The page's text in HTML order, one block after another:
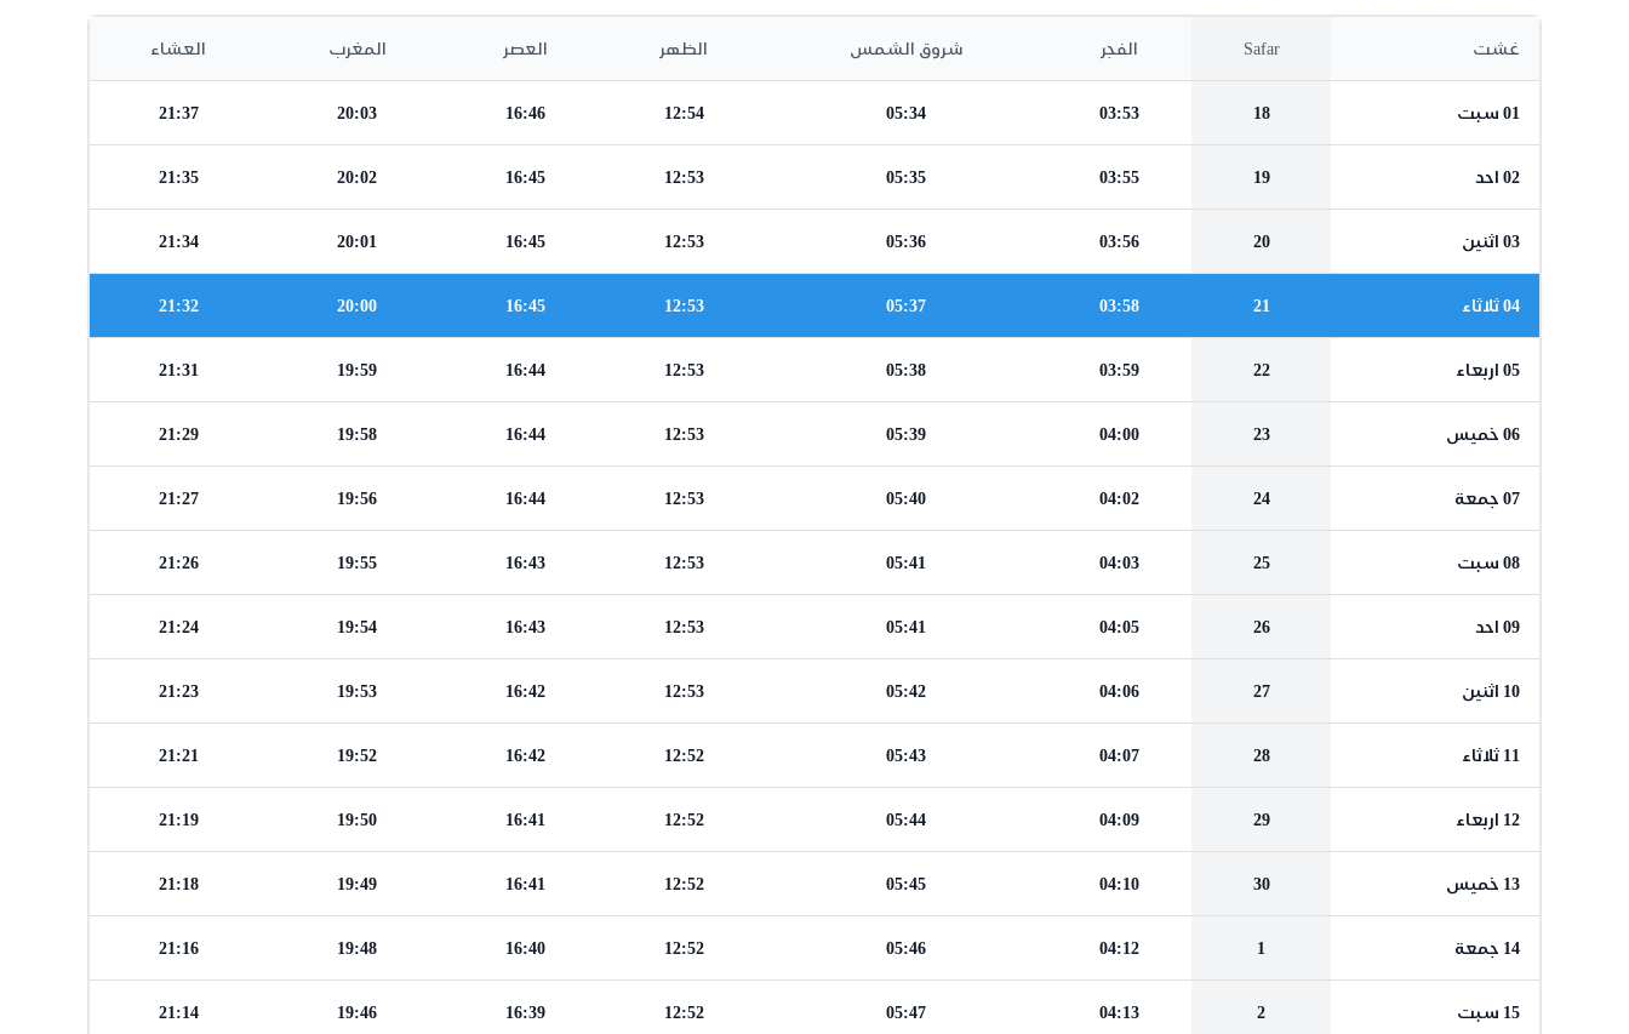
غشت Safar الفجر شروق الشمس الظهر العصر المغرب العشاء
01 سبت 18
03:53
05:34
12:54
16:46
20:03
21:37
02 احد 19
03:55
05:35
12:53
16:45
20:02
21:35
03 اثنين 20
03:56
05:36
12:53
16:45
20:01
21:34
04 ثلاثاء 21
03:58
05:37
12:53
16:45
20:00
21:32
05 اربعاء 22
03:59
05:38
12:53
16:44
19:59
21:31
06 خميس 23
04:00
05:39
12:53
16:44
19:58
21:29
07 جمعة 24
04:02
05:40
12:53
16:44
19:56
21:27
08 سبت 25
04:03
05:41
12:53
16:43
19:55
21:26
09 احد 26
04:05
05:41
12:53
16:43
19:54
21:24
10 اثنين 27
04:06
05:42
12:53
16:42
19:53
21:23
11 ثلاثاء 28
04:07
05:43
12:52
16:42
19:52
21:21
12 اربعاء 29
04:09
05:44
12:52
16:41
19:50
21:19
13 خميس 30
04:10
05:45
12:52
16:41
19:49
21:18
14 جمعة 1
04:12
05:46
12:52
16:40
19:48
21:16
15 سبت 2
04:13
05:47
12:52
16:39
19:46
21:14